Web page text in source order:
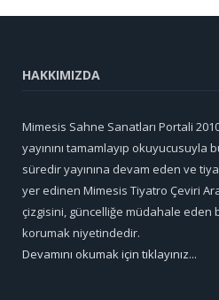
HAKKIMIZDA
Mimesis Sahne Sanatları Portali
yayınını tamamlayıp okuyucusuyla
süredir yayınına devam eden ve
yer edinen Mimesis Tiyatro Çeviri
çizgisini, güncelliğe müdahale eden
korumak niyetindedir.
Devamını okumak için tıklayınız...